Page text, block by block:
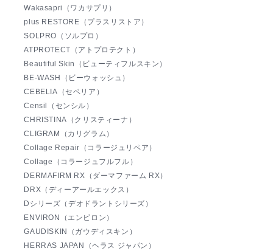
Wakasapri（ワカサプリ）
plus RESTORE（プラスリストア）
SOLPRO（ソルプロ）
ATPROTECT（アトプロテクト）
Beautiful Skin（ビューティフルスキン）
BE-WASH（ビーウォッシュ）
CEBELIA（セベリア）
Censil（センシル）
CHRISTINA（クリスティーナ）
CLIGRAM（カリグラム）
Collage Repair（コラージュリペア）
Collage（コラージュフルフル）
DERMAFIRM RX（ダーマファーム RX）
DRX（ディーアールエックス）
Dシリーズ（デオドラントシリーズ）
ENVIRON（エンビロン）
GAUDISKIN（ガウディスキン）
HERRAS JAPAN（ヘラス ジャパン）